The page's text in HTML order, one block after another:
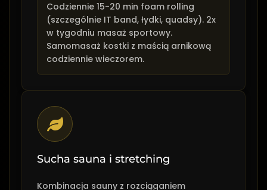
Codziennie 15-20 min foam rolling
(szczególnie IT band, łydki, quadsy). 2x
w tygodniu masaż sportowy.
Samomasaż kostki z maścią arnikową
codziennie wieczorem.
Sucha sauna i stretching
Kombinacja sauny z rozciąganiem